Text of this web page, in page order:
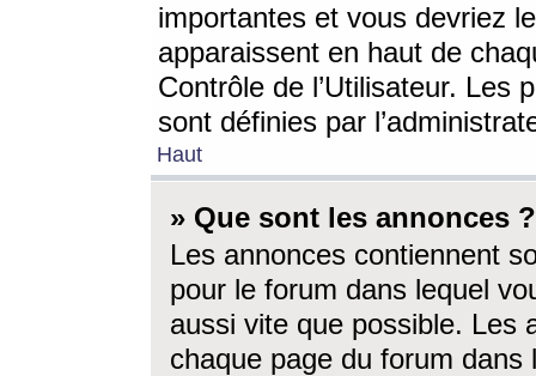
importantes et vous devriez
apparaissent en haut de
Contrôle de l’Utilisateur. Les
sont définies par
Haut
» Que sont les annonces ?
Les annonces contiennent
pour le forum dans lequel
aussi vite que possible. Les
chaque page du forum dans